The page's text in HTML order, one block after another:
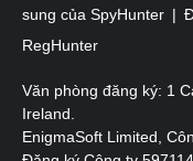
sung của SpyHunter
RegHunter
Văn phòng đăng ký: 1
Ireland.
EnigmaSoft Limited,